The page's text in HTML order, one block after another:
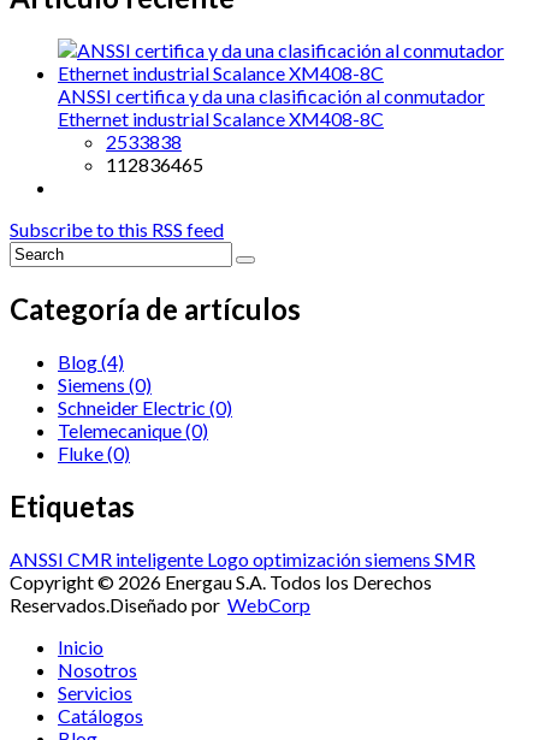
ANSSI certifica y da una clasificación al conmutador
Ethernet industrial Scalance XM408-8C
2533838
112836465
Subscribe to this RSS feed
Categoría de artículos
Blog(4)
Siemens (0)
Schneider Electric (0)
Telemecanique(0)
Fluke(0)
Etiquetas
ANSSI CMR inteligente Logooptimizaciónsiemens SMR
Copyright © 2026 Energau S.A. Todos los Derechos
Reservados. Diseñado por WebCorp
Inicio
Nosotros
Servicios
Catálogos